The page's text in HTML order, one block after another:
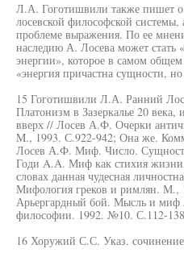
Л.А. Гоготишвили также пишет о
лосевской философской
проблеме выражения. По ее
наследию А. Лосева может стать
энергии», которое в самом
«энергия причастна сущности,
15 Гоготишвили Л.А. Ранний
Платонизм в Зазеркалье 20
вверх // Лосев А.Ф. Очерки
M., 1993. С.922-942; Она же.
Лосев А.Ф. Миф. Число.
Годи A.A. Миф как стихия
словах данная чудесная
Мифология греков и римлян.
Арьергардный бой. Мысль и
философии. 1992. №10. С.112-
16 Хоружий С.С. Указ.